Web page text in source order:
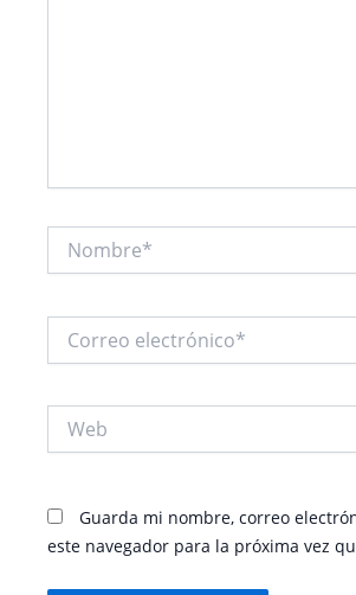
Nombre*
electrónico*
Guarda mi nombre, correo
este navegador para la próxima vez